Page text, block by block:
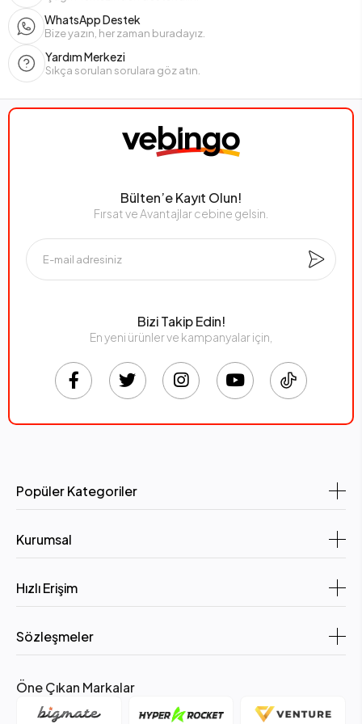
WhatsApp Destek
Bize yazın, her zaman buradayız.
Yardım Merkezi
Sıkça sorulan sorulara göz atın.
Bülten’e Kayıt Olun!
Fırsat ve Avantajlar cebine gelsin.
Bizi Takip Edin!
En yeni ürünler ve kampanyalar için,
Popüler Kategoriler
Kurumsal
Hızlı Erişim
Sözleşmeler
Öne Çıkan Markalar